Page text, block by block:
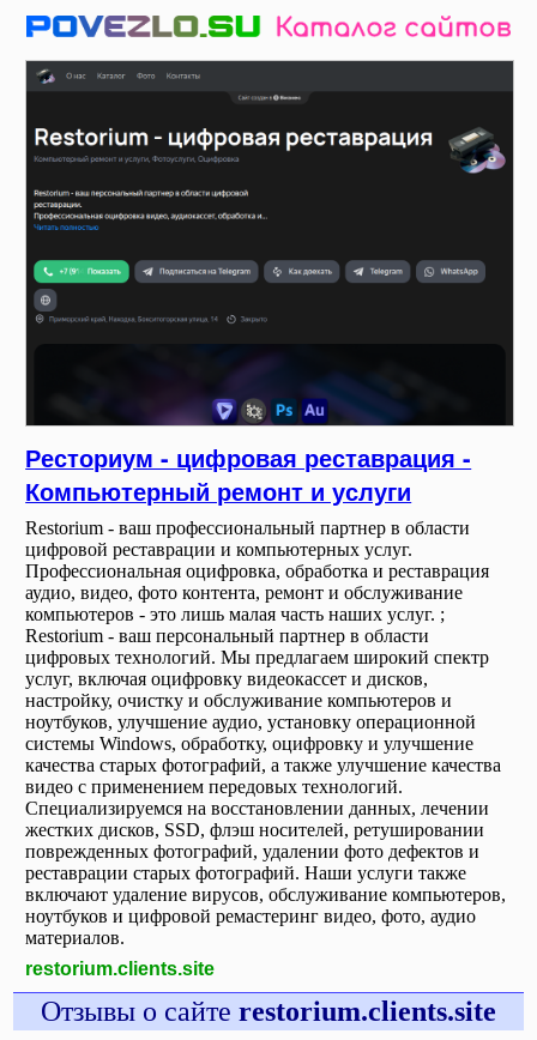
Ресториум - цифровая реставрация -
Компьютерный ремонт и услуги
Restorium - ваш профессиональный партнер в области
цифровой реставрации и компьютерных услуг.
Профессиональная оцифровка, обработка и реставрация
аудио, видео, фото контента, ремонт и обслуживание
компьютеров - это лишь малая часть наших услуг. ;
Restorium - ваш персональный партнер в области
цифровых технологий. Мы предлагаем широкий спектр
услуг, включая оцифровку видеокассет и дисков,
настройку, очистку и обслуживание компьютеров и
ноутбуков, улучшение аудио, установку операционной
системы Windows, обработку, оцифровку и улучшение
качества старых фотографий, а также улучшение качества
видео с применением передовых технологий.
Специализируемся на восстановлении данных, лечении
жестких дисков, SSD, флэш носителей, ретушировании
поврежденных фотографий, удалении фото дефектов и
реставрации старых фотографий. Наши услуги также
включают удаление вирусов, обслуживание компьютеров,
ноутбуков и цифровой ремастеринг видео, фото, аудио
материалов.
restorium.clients.site
Отзывы о сайте restorium.clients.site